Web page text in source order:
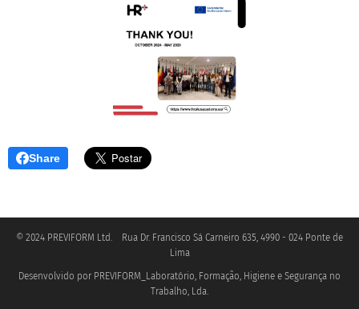
Share
© 2024 PREVIFORM Ltd. Rua Dr. Francisco Sá Carneiro 635, 4990 - 024 Ponte de
Lima
Desenvolvido por PREVIFORM_Laboratório, Formação, Higiene e Segurança no
Trabalho, Lda.